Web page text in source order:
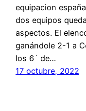
equipacion
dos equipos
aspectos. El
ganándole 2-1 a
los 6´ de…
17 octubre, 2022